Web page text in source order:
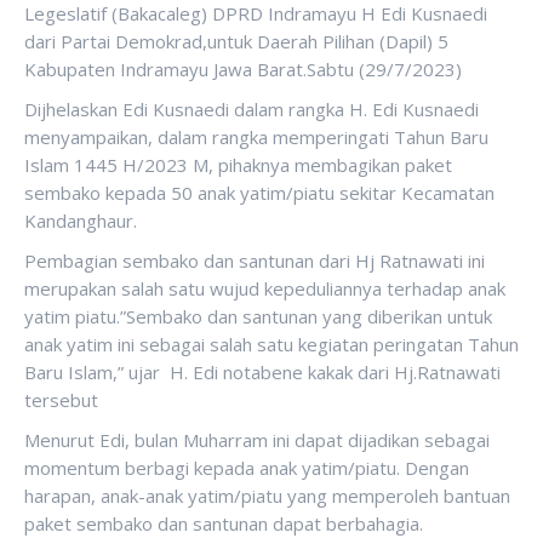
Legeslatif (Bakacaleg) DPRD Indramayu H Edi Kusnaedi
dari Partai Demokrad,untuk Daerah Pilihan (Dapil) 5
Kabupaten Indramayu Jawa Barat.Sabtu (29/7/2023)
Dijhelaskan Edi Kusnaedi dalam rangka H. Edi Kusnaedi
menyampaikan, dalam rangka memperingati Tahun Baru
Islam 1445 H/2023 M, pihaknya membagikan paket
sembako kepada 50 anak yatim/piatu sekitar Kecamatan
Kandanghaur.
Pembagian sembako dan santunan dari Hj Ratnawati ini
merupakan salah satu wujud kepeduliannya terhadap anak
yatim piatu.”Sembako dan santunan yang diberikan untuk
anak yatim ini sebagai salah satu kegiatan peringatan Tahun
Baru Islam,” ujar H. Edi notabene kakak dari Hj.Ratnawati
tersebut
Menurut Edi, bulan Muharram ini dapat dijadikan sebagai
momentum berbagi kepada anak yatim/piatu. Dengan
harapan, anak-anak yatim/piatu yang memperoleh bantuan
paket sembako dan santunan dapat berbahagia.